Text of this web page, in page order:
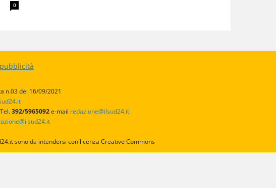
0
n.03 del 16/09/2021
392/5965092e-mail redazione@ilsud24.it
sono da intendersi con licenza Creative Commons